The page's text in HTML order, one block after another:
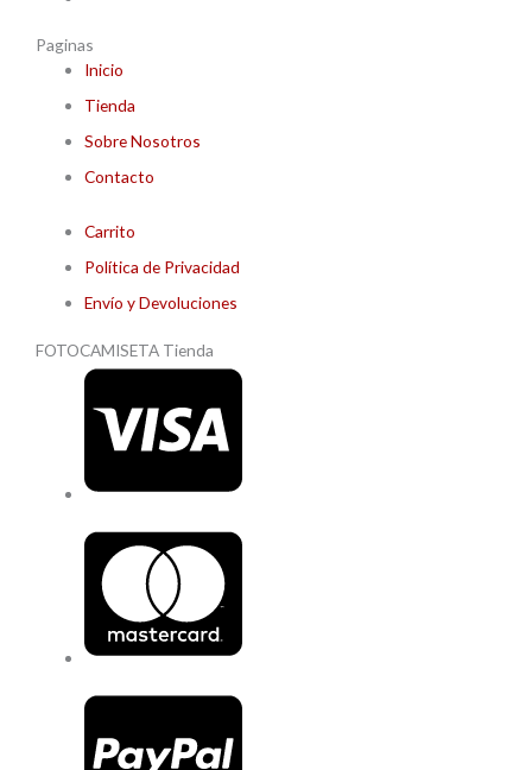
Paginas
Inicio
Tienda
Sobre Nosotros
Contacto
Carrito
Política de Privacidad
Envío y Devoluciones
FOTOCAMISETA Tienda